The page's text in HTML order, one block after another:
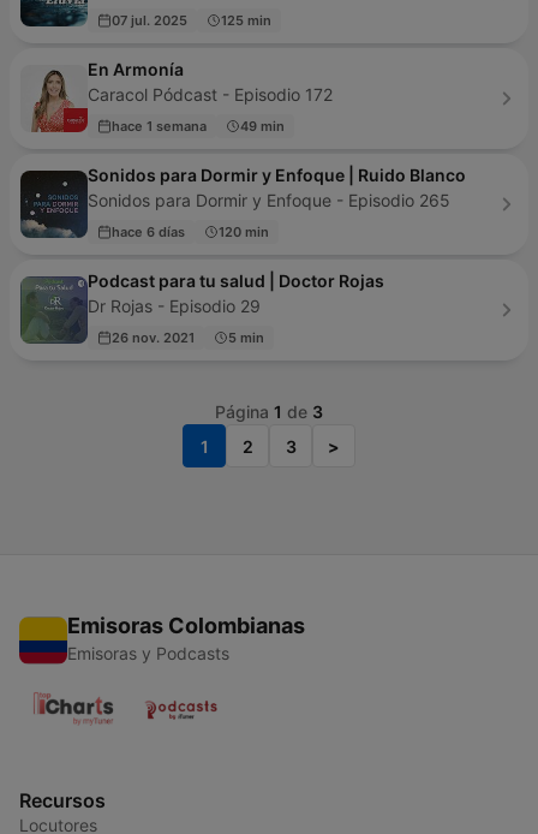
07 jul. 2025 125 min
En Armonía
Caracol Pódcast - Episodio 172
hace 1 semana 49 min
Sonidos para Dormir y Enfoque | Ruido Blanco
Sonidos para Dormir y Enfoque - Episodio 265
hace 6 días 120 min
Podcast para tu salud | Doctor Rojas
Dr Rojas - Episodio 29
26 nov. 2021 5 min
Página 1 de 3
1
2 3 >
Emisoras Colombianas
Emisoras y Podcasts
Recursos
Locutores